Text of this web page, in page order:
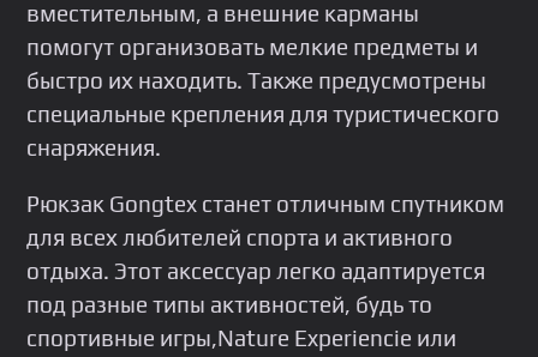
вместительным, а внешние карманы
помогут организовать мелкие предметы и
быстро их находить. Также предусмотрены
специальные крепления для туристического
снаряжения.
Рюкзак Gongtex станет отличным спутником
для всех любителей спорта и активного
отдыха. Этот аксессуар легко адаптируется
под разные типы активностей, будь то
спортивные игры,Nature Experiencie или